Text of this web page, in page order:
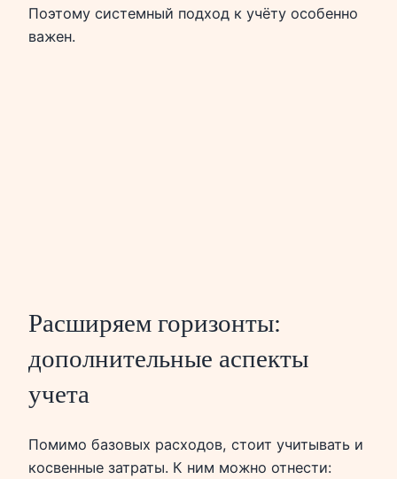
Поэтому системный подход к учёту особенно
важен.
Расширяем горизонты:
дополнительные аспекты
учета
Помимо базовых расходов, стоит учитывать и
косвенные затраты. К ним можно отнести: